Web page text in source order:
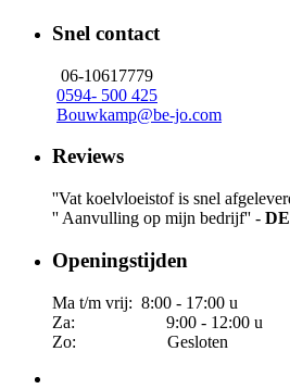
Snel contact
06-10617779
0594- 500 425
Bouwkamp@be-jo.com
Reviews
''Vat koelvloeistof is snel
'' Aanvulling op mijn bedrijf'' -
Openingstijden
Ma t/m vrij: 8:00 - 17:00 u
Za: 9:00 - 12:00 u
Zo: Gesloten